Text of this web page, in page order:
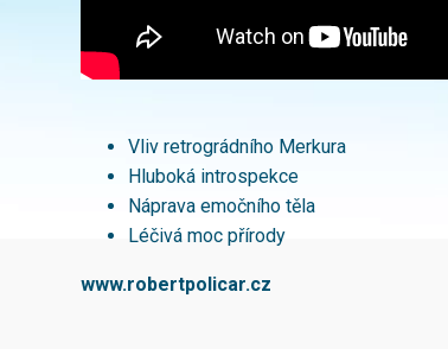
Vliv retrográdního Merkura
Hluboká introspekce
Náprava emočního těla
Léčivá moc přírody
www.robertpolicar.cz